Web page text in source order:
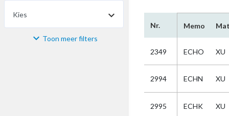
Kies
Materiaal Toon meer filters
Nr. Memo
2349 ECHO XU
2994 ECHN XU
2995 ECHK XU